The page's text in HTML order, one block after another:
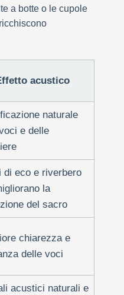
a botte o le cupole
acustico
naturale
e delle
di eco e riverbero
la
del sacro
chiarezza e
delle voci
acustici naturali e